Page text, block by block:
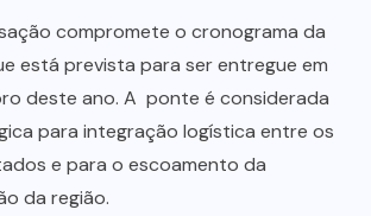
compromete o cronograma da
está prevista para ser entregue em
deste ano. A ponte é considerada
para integração logística entre os
e para o escoamento da
da região.